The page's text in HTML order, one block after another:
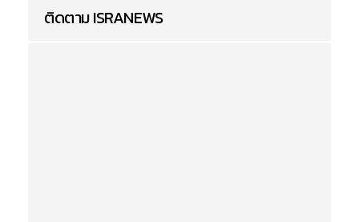
ติดตาม ISRANEWS